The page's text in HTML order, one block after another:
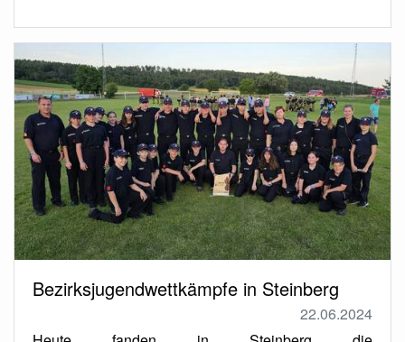
Bezirksjugendwettkämpfe in Steinberg
22.06.2024